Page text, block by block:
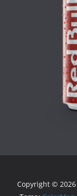
Copyright © 2026